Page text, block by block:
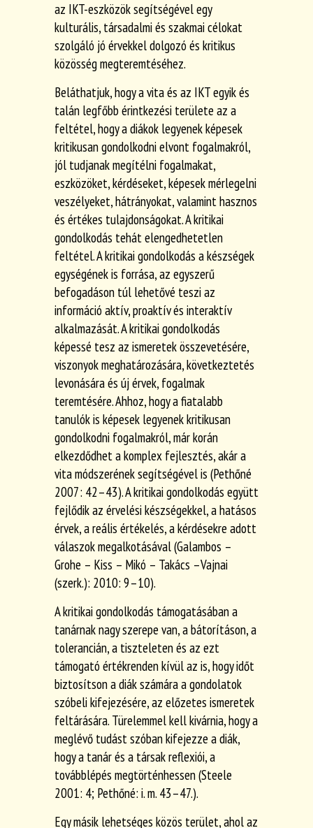
az IKT-eszközök segítségével egy
kulturális, társadalmi és szakmai célokat
szolgáló jó érvekkel dolgozó és kritikus
közösség megteremtéséhez.
Beláthatjuk, hogy a vita és az IKT egyik és
talán legfőbb érintkezési területe az a
feltétel, hogy a diákok legyenek képesek
kritikusan gondolkodni elvont fogalmakról,
jól tudjanak megítélni fogalmakat,
eszközöket, kérdéseket, képesek mérlegelni
veszélyeket, hátrányokat, valamint hasznos
és értékes tulajdonságokat. A kritikai
gondolkodás tehát elengedhetetlen
feltétel. A kritikai gondolkodás a készségek
egységének is forrása, az egyszerű
befogadáson túl lehetővé teszi az
információ aktív, proaktív és interaktív
alkalmazását. A kritikai gondolkodás
képessé tesz az ismeretek összevetésére,
viszonyok meghatározására, következtetés
levonására és új érvek, fogalmak
teremtésére. Ahhoz, hogy a fiatalabb
tanulók is képesek legyenek kritikusan
gondolkodni fogalmakról, már korán
elkezdődhet a komplex fejlesztés, akár a
vita módszerének segítségével is (Pethőné
2007: 42–43). A kritikai gondolkodás együtt
fejlődik az érvelési készségekkel, a hatásos
érvek, a reális értékelés, a kérdésekre adott
válaszok megalkotásával (Galambos –
Grohe – Kiss – Mikó – Takács –Vajnai
(szerk.): 2010: 9–10).
A kritikai gondolkodás támogatásában a
tanárnak nagy szerepe van, a bátorításon, a
tolerancián, a tiszteleten és az ezt
támogató értékrenden kívül az is, hogy időt
biztosítson a diák számára a gondolatok
szóbeli kifejezésére, az előzetes ismeretek
feltárására. Türelemmel kell kivárnia, hogy a
meglévő tudást szóban kifejezze a diák,
hogy a tanár és a társak reflexiói, a
továbblépés megtörténhessen (Steele
2001: 4; Pethőné: i. m. 43–47.).
Egy másik lehetséges közös terület, ahol az